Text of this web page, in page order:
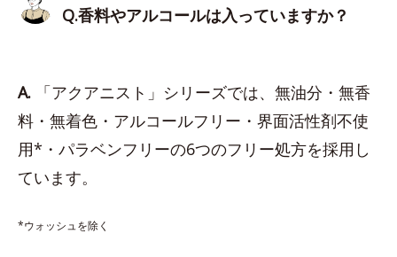
Q.香料やアルコールは入っていますか？
A.
「アクアニスト」シリーズでは、無油分・無香
料・無着色・アルコールフリー・界面活性剤不使
用*・パラベンフリーの6つのフリー処方を採用し
ています。
*ウォッシュを除く